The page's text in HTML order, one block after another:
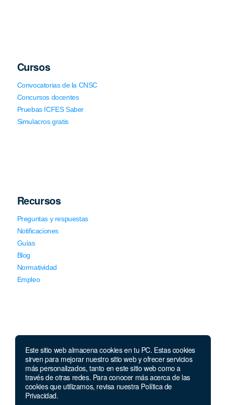
Este sitio web almacena cookies en tu PC. Estas cookies
sirven para mejorar nuestro sitio web y ofrecer servicios
más personalizados, tanto en este sitio web como a
través de otras redes. Para conocer más acerca de las
cookies que utilizamos, revisa nuestra Política de
Privacidad.
Cursos
Convocatorias de la CNSC
Concursos docentes
Pruebas ICFES Saber
Simulacros gratis
Recursos
Preguntas y respuestas
Notificaciones
Guías
Blog
Normatividad
Empleo
Llámanos
Lunes a jueves de 7 a.m.
a 5:00 p.m. Viernes de
7 a.m. a 4 p.m. Sábados de 8 a.m. a 2 p.m.